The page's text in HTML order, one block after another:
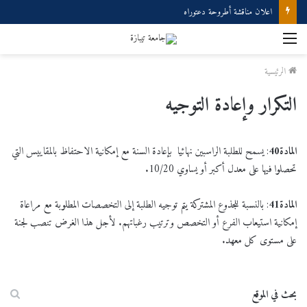
اعلان مناقشة أطروحة دعتوراه
القائمة
الرئيسية
التكرار وإعادة التوجيه
المادة40: يسمح للطلبة الراسبين نهائيا بإعادة السنة مع إمكانية الاحتفاظ بالمقاييس التي
تحصلوا فيها على معدل أكبر أو يساوي 10/20.
المادة41: بالنسبة للجذوع المشتركة يتم توجيه الطلبة إلى التخصصات المطلوبة مع مراعاة
إمكانية استيعاب الفرع أو التخصص وترتيب رغباتهم. لأجل هذا الغرض تنصب لجنة
على مستوى كل معهد.
بحث في الموقع